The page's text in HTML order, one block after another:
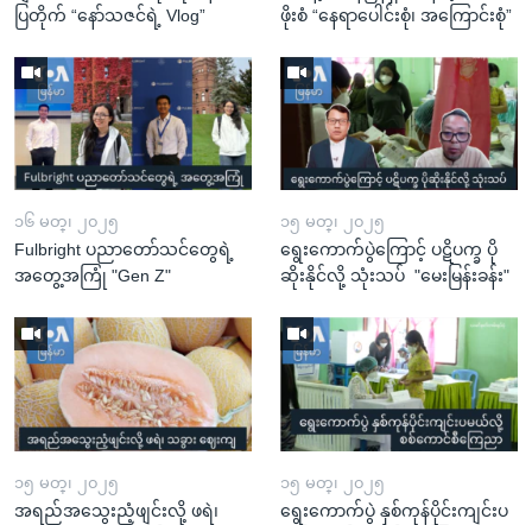
ပြတိုက် “နော်သဇင်ရဲ့ Vlog”
ဖိုးစံ “နေရာပေါင်းစုံ၊ အကြောင်းစုံ”
၁၆ မတ္၊ ၂၀၂၅
Fulbright ပညာတော်သင်တွေရဲ့
အတွေ့အကြုံ "Gen Z"
၁၅ မတ္၊ ၂၀၂၅
ရွေးကောက်ပွဲကြောင့် ပဋိပက္ခ ပို
ဆိုးနိုင်လို့ သုံးသပ် "မေးမြန်းခန်း"
၁၅ မတ္၊ ၂၀၂၅
အရည်အသွေးညံ့ဖျင်းလို့ ဖရဲ၊
၁၅ မတ္၊ ၂၀၂၅
ရွေးကောက်ပွဲ နှစ်ကုန်ပိုင်းကျင်းပ